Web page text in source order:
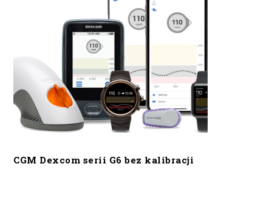
CGM Dexcom serii G6 bez kalibracji